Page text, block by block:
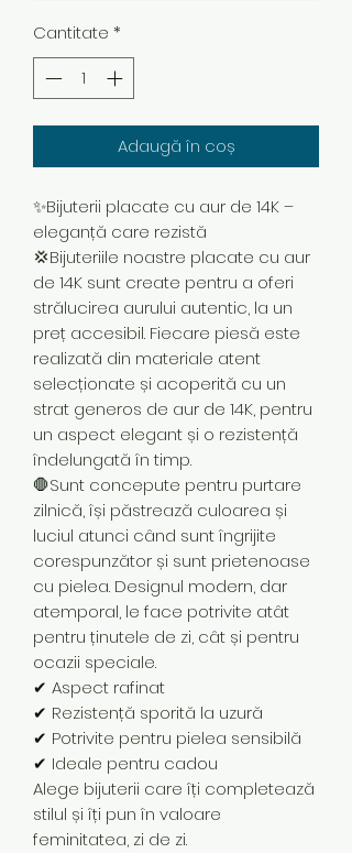
Cantitate *
Adaugă în coș
✨Bijuterii placate cu aur de 14K –
eleganță care rezistă
💢Bijuteriile noastre placate cu aur
de 14K sunt create pentru a oferi
strălucirea aurului autentic, la un
preț accesibil. Fiecare piesă este
realizată din materiale atent
selecționate și acoperită cu un
strat generos de aur de 14K, pentru
un aspect elegant și o rezistență
îndelungată în timp.
🛑Sunt concepute pentru purtare
zilnică, își păstrează culoarea și
luciul atunci când sunt îngrijite
corespunzător și sunt prietenoase
cu pielea. Designul modern, dar
atemporal, le face potrivite atât
pentru ținutele de zi, cât și pentru
ocazii speciale.
✔ Aspect rafinat
✔ Rezistență sporită la uzură
✔ Potrivite pentru pielea sensibilă
✔ Ideale pentru cadou
Alege bijuterii care îți completează
stilul și îți pun în valoare
feminitatea, zi de zi.